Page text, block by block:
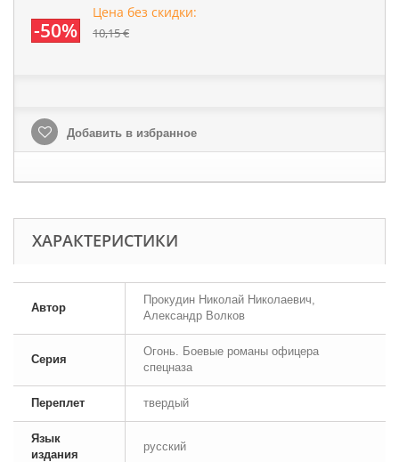
-50%
Цена без скидки:
10,15 €
Добавить в избранное
ХАРАКТЕРИСТИКИ
Автор
Прокудин Николай Николаевич,
Александр Волков
Серия
Огонь. Боевые романы офицера
спецназа
Переплет твердый
Язык
издания
русский